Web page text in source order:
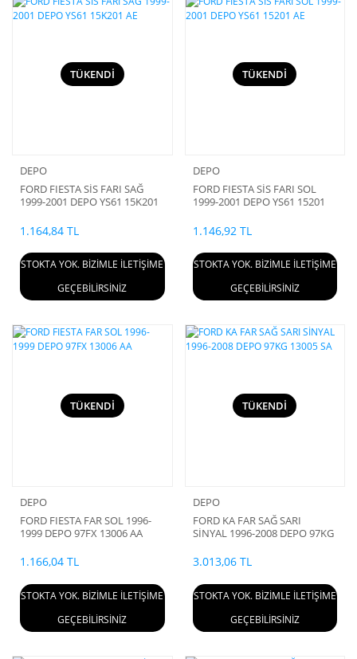
TÜKENDİ
DEPO
FORD FIESTA SİS FARI SAĞ
1999-2001 DEPO YS61 15K201
1.164,84 TL
STOKTA YOK. BİZİMLE İLETİŞİME
GEÇEBİLİRSİNİZ
TÜKENDİ
DEPO
FORD FIESTA SİS FARI SOL
1999-2001 DEPO YS61 15201
1.146,92 TL
STOKTA YOK. BİZİMLE İLETİŞİME
GEÇEBİLİRSİNİZ
TÜKENDİ
DEPO
FORD FIESTA FAR SOL 1996-
1999 DEPO 97FX 13006 AA
1.166,04 TL
STOKTA YOK. BİZİMLE İLETİŞİME
GEÇEBİLİRSİNİZ
TÜKENDİ
DEPO
FORD KA FAR SAĞ SARI
SİNYAL 1996-2008 DEPO 97KG
3.013,06 TL
STOKTA YOK. BİZİMLE İLETİŞİME
GEÇEBİLİRSİNİZ